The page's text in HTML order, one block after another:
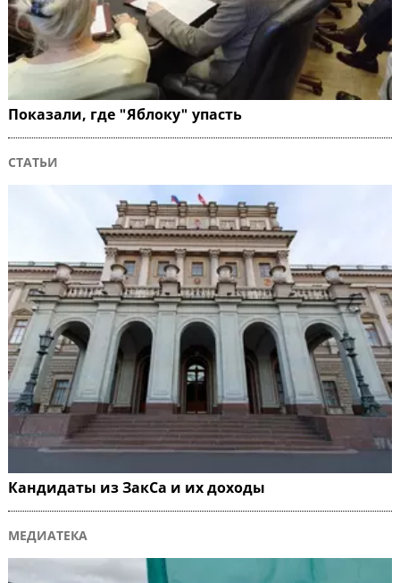
Показали, где "Яблоку" упасть
СТАТЬИ
Кандидаты из ЗакСа и их доходы
МЕДИАТЕКА